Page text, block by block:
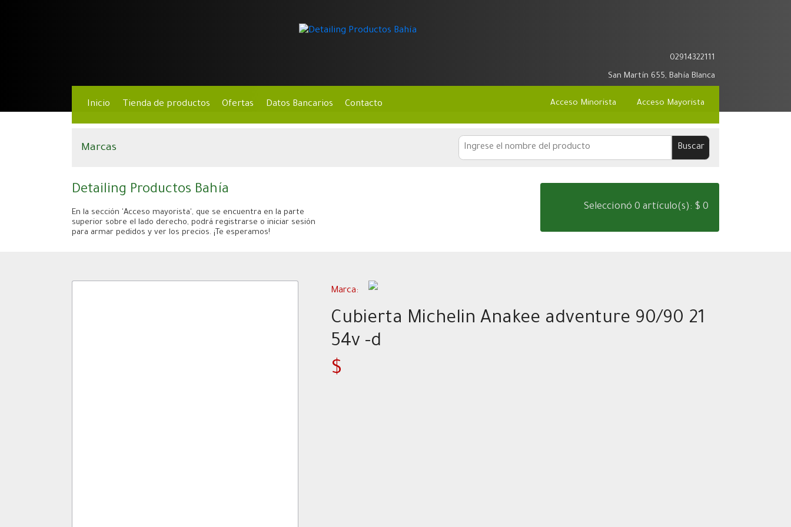
02914322111
San Martín 655, Bahía Blanca
Inicio Tienda de productos Ofertas Datos Bancarios Contacto Acceso Mayorista
Acceso Minorista
Marcas
Detailing Productos Bahía
En la sección 'Acceso mayorista', que se encuentra en la parte
superior sobre el lado derecho, podrá registrarse o iniciar sesión
para armar pedidos y ver los precios. ¡Te esperamos!
Seleccionó 0 artículo(s): $ 0
Marca:
Cubierta Michelin Anakee adventure 90/90 21
54v -d
$